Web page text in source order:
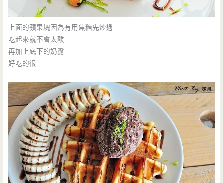
上面的蘋果塊因為有用焦糖先炒過
吃起來就不會太酸
再加上底下的奶露
好吃的很